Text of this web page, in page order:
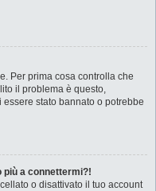
Per prima cosa controlla che
il problema è questo,
stato bannato o potrebbe
più a connettermi?!
o disattivato il tuo account